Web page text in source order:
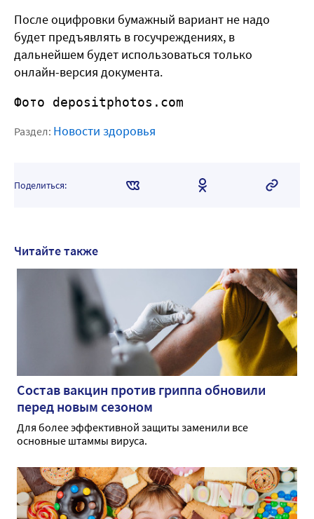
После оцифровки бумажный вариант не надо
будет предъявлять в госучреждениях, в
дальнейшем будет использоваться только
онлайн-версия документа.
Фото depositphotos.com
Раздел: Новости здоровья
Поделиться:
Читайте также
Состав вакцин против гриппа обновили
перед новым сезоном
Для более эффективной защиты заменили все
основные штаммы вируса.